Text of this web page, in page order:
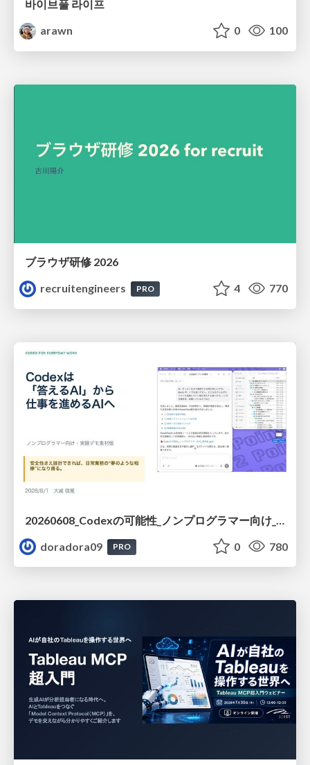
바이브풀 라이프
arawn
0 100
ブラウザ研修 2026
recruitengineers
PRO 4 770
doradora09
PRO 0 780